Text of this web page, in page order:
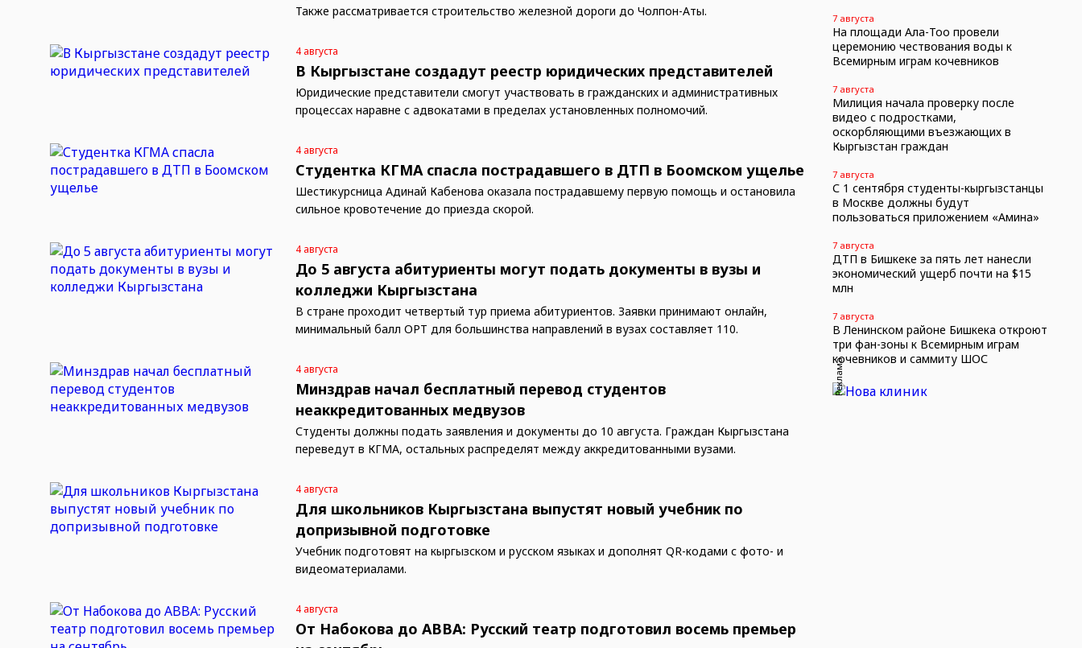
Также рассматривается строительство железной дороги до Чолпон-Аты.
4 августа
В Кыргызстане создадут реестр юридических представителей
Юридические представители смогут участвовать в гражданских и административных
процессах наравне с адвокатами в пределах установленных полномочий.
4 августа
Студентка КГМА спасла пострадавшего в ДТП в Боомском ущелье
Шестикурсница Адинай Кабенова оказала пострадавшему первую помощь и остановила
сильное кровотечение до приезда скорой.
4 августа
До 5 августа абитуриенты могут подать документы в вузы и
колледжи Кыргызстана
В стране проходит четвертый тур приема абитуриентов. Заявки принимают онлайн,
минимальный балл ОРТ для большинства направлений в вузах составляет 110.
4 августа
Минздрав начал бесплатный перевод студентов
неаккредитованных медвузов
Студенты должны подать заявления и документы до 10 августа. Граждан Кыргызстана
переведут в КГМА, остальных распределят между аккредитованными вузами.
4 августа
Для школьников Кыргызстана выпустят новый учебник по
допризывной подготовке
Учебник подготовят на кыргызском и русском языках и дополнят QR-кодами с фото- и
видеоматериалами.
4 августа
От Набокова до ABBA: Русский театр подготовил восемь премьер
7 августа
На площади Ала-Тоо провели
церемонию чествования воды к
Всемирным играм кочевников
7 августа
Милиция начала проверку после
видео с подростками,
оскорбляющими въезжающих в
Кыргызстан граждан
7 августа
С 1 сентября студенты-кыргызстанцы
в Москве должны будут
пользоваться приложением «Амина»
7 августа
ДТП в Бишкеке за пять лет нанесли
экономический ущерб почти на $15
млн
7 августа
В Ленинском районе Бишкека откроют
три фан-зоны к Всемирным играм
кочевников и саммиту ШОС
Реклама